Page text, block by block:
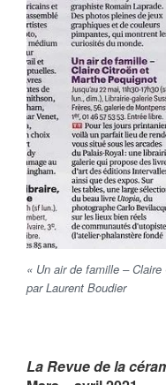
« Un air de famille –
par Laurent Boudier
La Revue de la